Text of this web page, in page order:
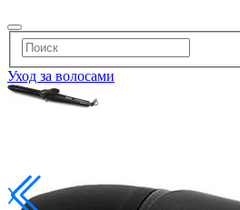
Уход за волосами